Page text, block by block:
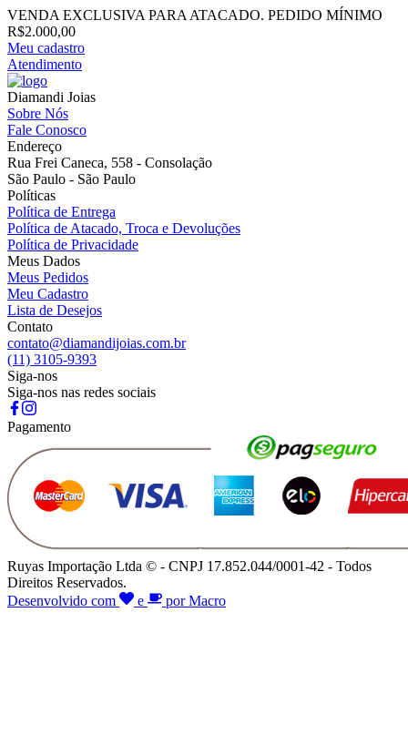
VENDA EXCLUSIVA PARA ATACADO. PEDIDO MÍNIMO
R$2.000,00
Meu cadastro
Atendimento
Diamandi Joias
Sobre Nós
Fale Conosco
Endereço
Rua Frei Caneca, 558 - Consolação
São Paulo - São Paulo
Políticas
Política de Entrega
Política de Atacado, Troca e Devoluções
Política de Privacidade
Meus Dados
Meus Pedidos
Meu Cadastro
Lista de Desejos
Contato
contato@diamandijoias.com.br
(11) 3105-9393
Siga-nos
Siga-nos nas redes sociais
Pagamento
Ruyas Importação Ltda © - CNPJ 17.852.044/0001-42 - Todos
Direitos Reservados.
Desenvolvido com
e por Macro